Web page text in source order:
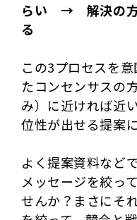
らい → 解決の方
る
この3プロセスを
たコンセンサスの
み）に近ければ近
位性が出せる提案
よく提案資料など
メッセージを絞っ
せんか？まさにそ